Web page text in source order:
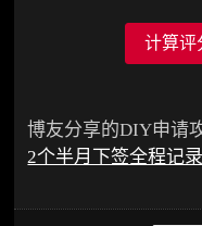
计算评
博友分享的DIY申请
2个半月下签全程记